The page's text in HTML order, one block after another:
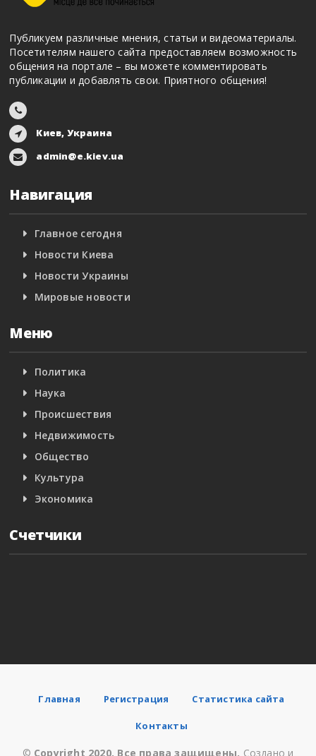
Публикуем различные мнения, статьи и видеоматериалы.
Посетителям нашего сайта предоставляем возможность
общения на портале – вы можете комментировать
публикации и добавлять свои. Приятного общения!
Киев, Украина
admin@e.kiev.ua
Навигация
Главное сегодня
Новости Киева
Новости Украины
Мировые новости
Меню
Политика
Наука
Происшествия
Недвижимость
Общество
Культура
Экономика
Счетчики
Главная Регистрация Статистика сайта
Контакты
© Copyright 2020. Все права защищены. Создано и